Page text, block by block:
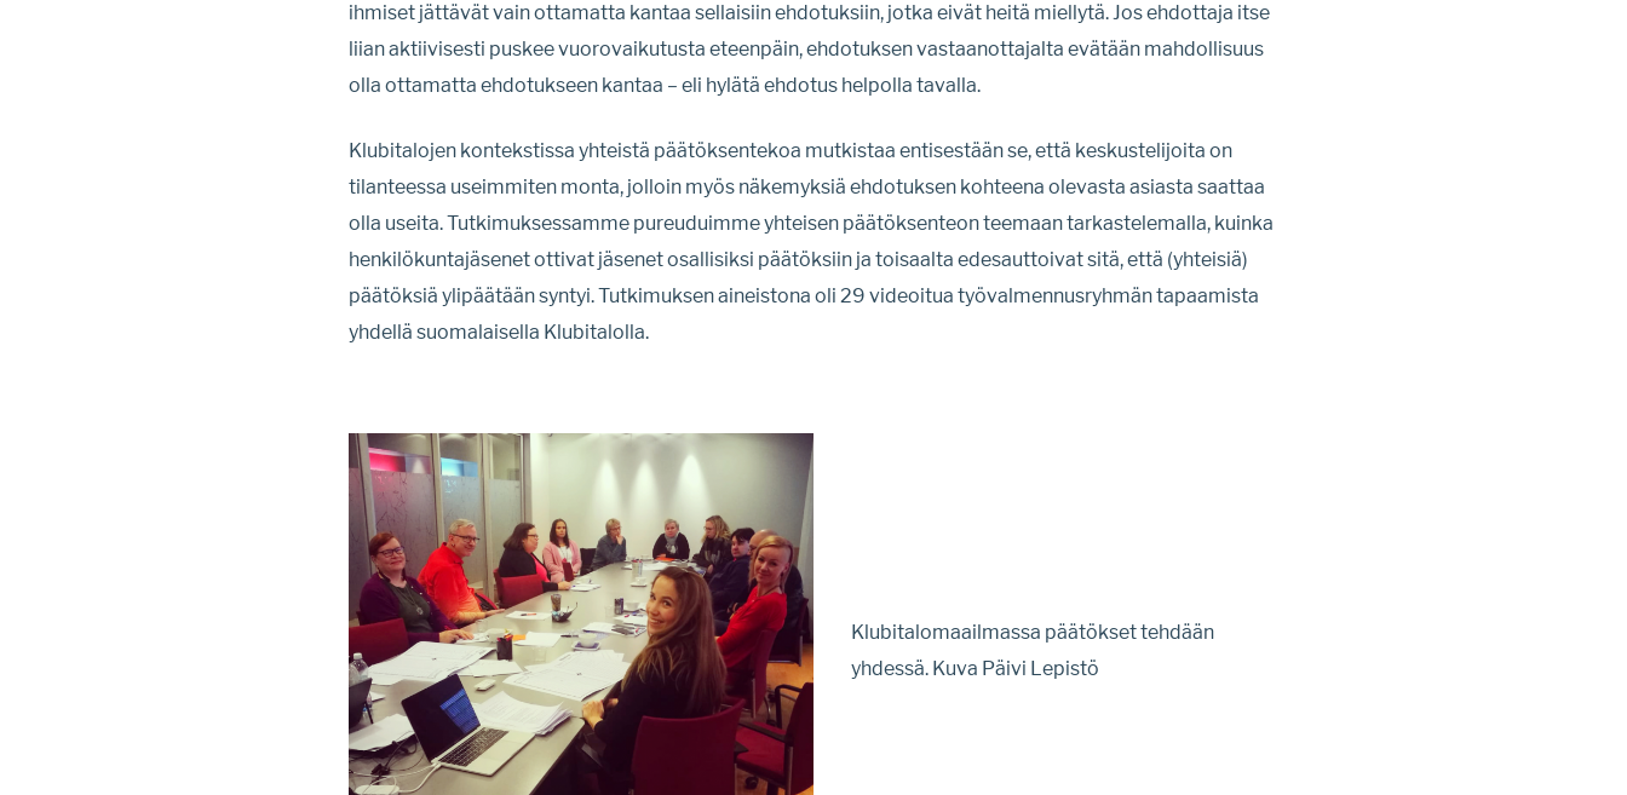
ihmiset jättävät vain ottamatta kantaa sellaisiin ehdotuksiin, jotka eivät heitä miellytä. Jos ehdottaja itse
liian aktiivisesti puskee vuorovaikutusta eteenpäin, ehdotuksen vastaanottajalta evätään mahdollisuus
olla ottamatta ehdotukseen kantaa – eli hylätä ehdotus helpolla tavalla.
Klubitalojen kontekstissa yhteistä päätöksentekoa mutkistaa entisestään se, että keskustelijoita on
tilanteessa useimmiten monta, jolloin myös näkemyksiä ehdotuksen kohteena olevasta asiasta saattaa
olla useita. Tutkimuksessamme pureuduimme yhteisen päätöksenteon teemaan tarkastelemalla, kuinka
henkilökuntajäsenet ottivat jäsenet osallisiksi päätöksiin ja toisaalta edesauttoivat sitä, että (yhteisiä)
päätöksiä ylipäätään syntyi. Tutkimuksen aineistona oli 29 videoitua työvalmennusryhmän tapaamista
yhdellä suomalaisella Klubitalolla.
Klubitalomaailmassa päätökset tehdään
yhdessä. Kuva Päivi Lepistö